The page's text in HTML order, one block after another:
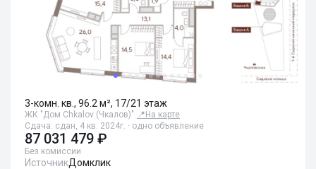
3-комн. кв., 96.2 м², 17/21 этаж
ЖК "Дом Chkalov (Чкалов)" 📍 На карте
Сдача: сдан, 4 кв. 2024г. · одно объявление
87 031 479 ₽
Без комиссии
ИсточникДомклик